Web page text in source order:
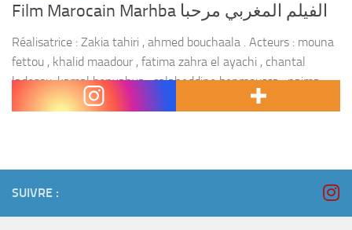
Film Marocain Marhba الفيلم المغربي مرحبا
Réalisatrice : Zakia tahiri , ahmed bouchaala . Acteurs : mouna
fettou , khalid maadour , fatima zahra el ayachi , chantal
ladesou, kamal benyahya , salaheddine benmoussa , naima
ilyas , fahd benchemsi...
SUIVRE :